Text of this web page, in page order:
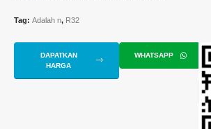
Tag: Adalah n, R32
DAPATKAN
HARGA
WHATSAPP